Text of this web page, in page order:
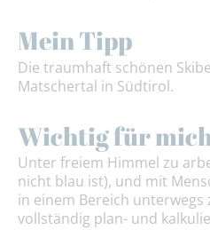
Mein Tipp
Die traumhaft schönen
Matschertal in Südtirol.
Wichtig für
Unter freiem Himmel zu
nicht blau ist), und mit
in einem Bereich unterwegs
vollständig plan- und